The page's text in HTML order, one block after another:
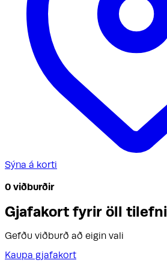
Sýna á korti
0 viðburðir
Gjafakort fyrir öll tilefni
Gefðu viðburð að eigin vali
Kaupa gjafakort